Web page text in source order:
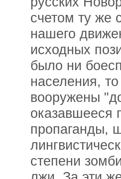
счетом ту же
нашего
исходных
было ни
населения,
вооружены
оказавшееся
пропаганды,
степени